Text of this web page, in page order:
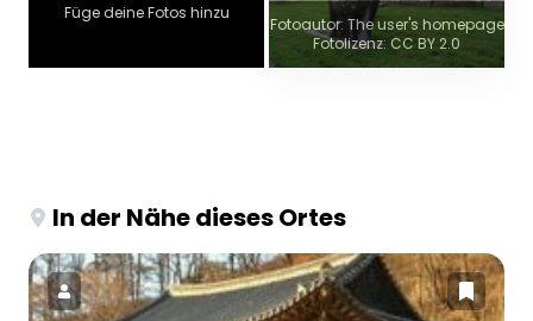
Füge deine Fotos hinzu
Fotoautor: The user's homepage
Fotolizenz: CC BY 2.0
In der Nähe dieses Ortes